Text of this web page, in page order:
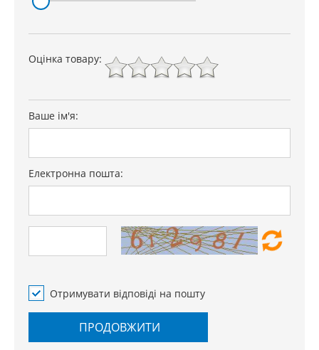
Оцінка товару:
Ваше ім'я:
Електронна пошта:
Отримувати відповіді на пошту
ПРОДОВЖИТИ